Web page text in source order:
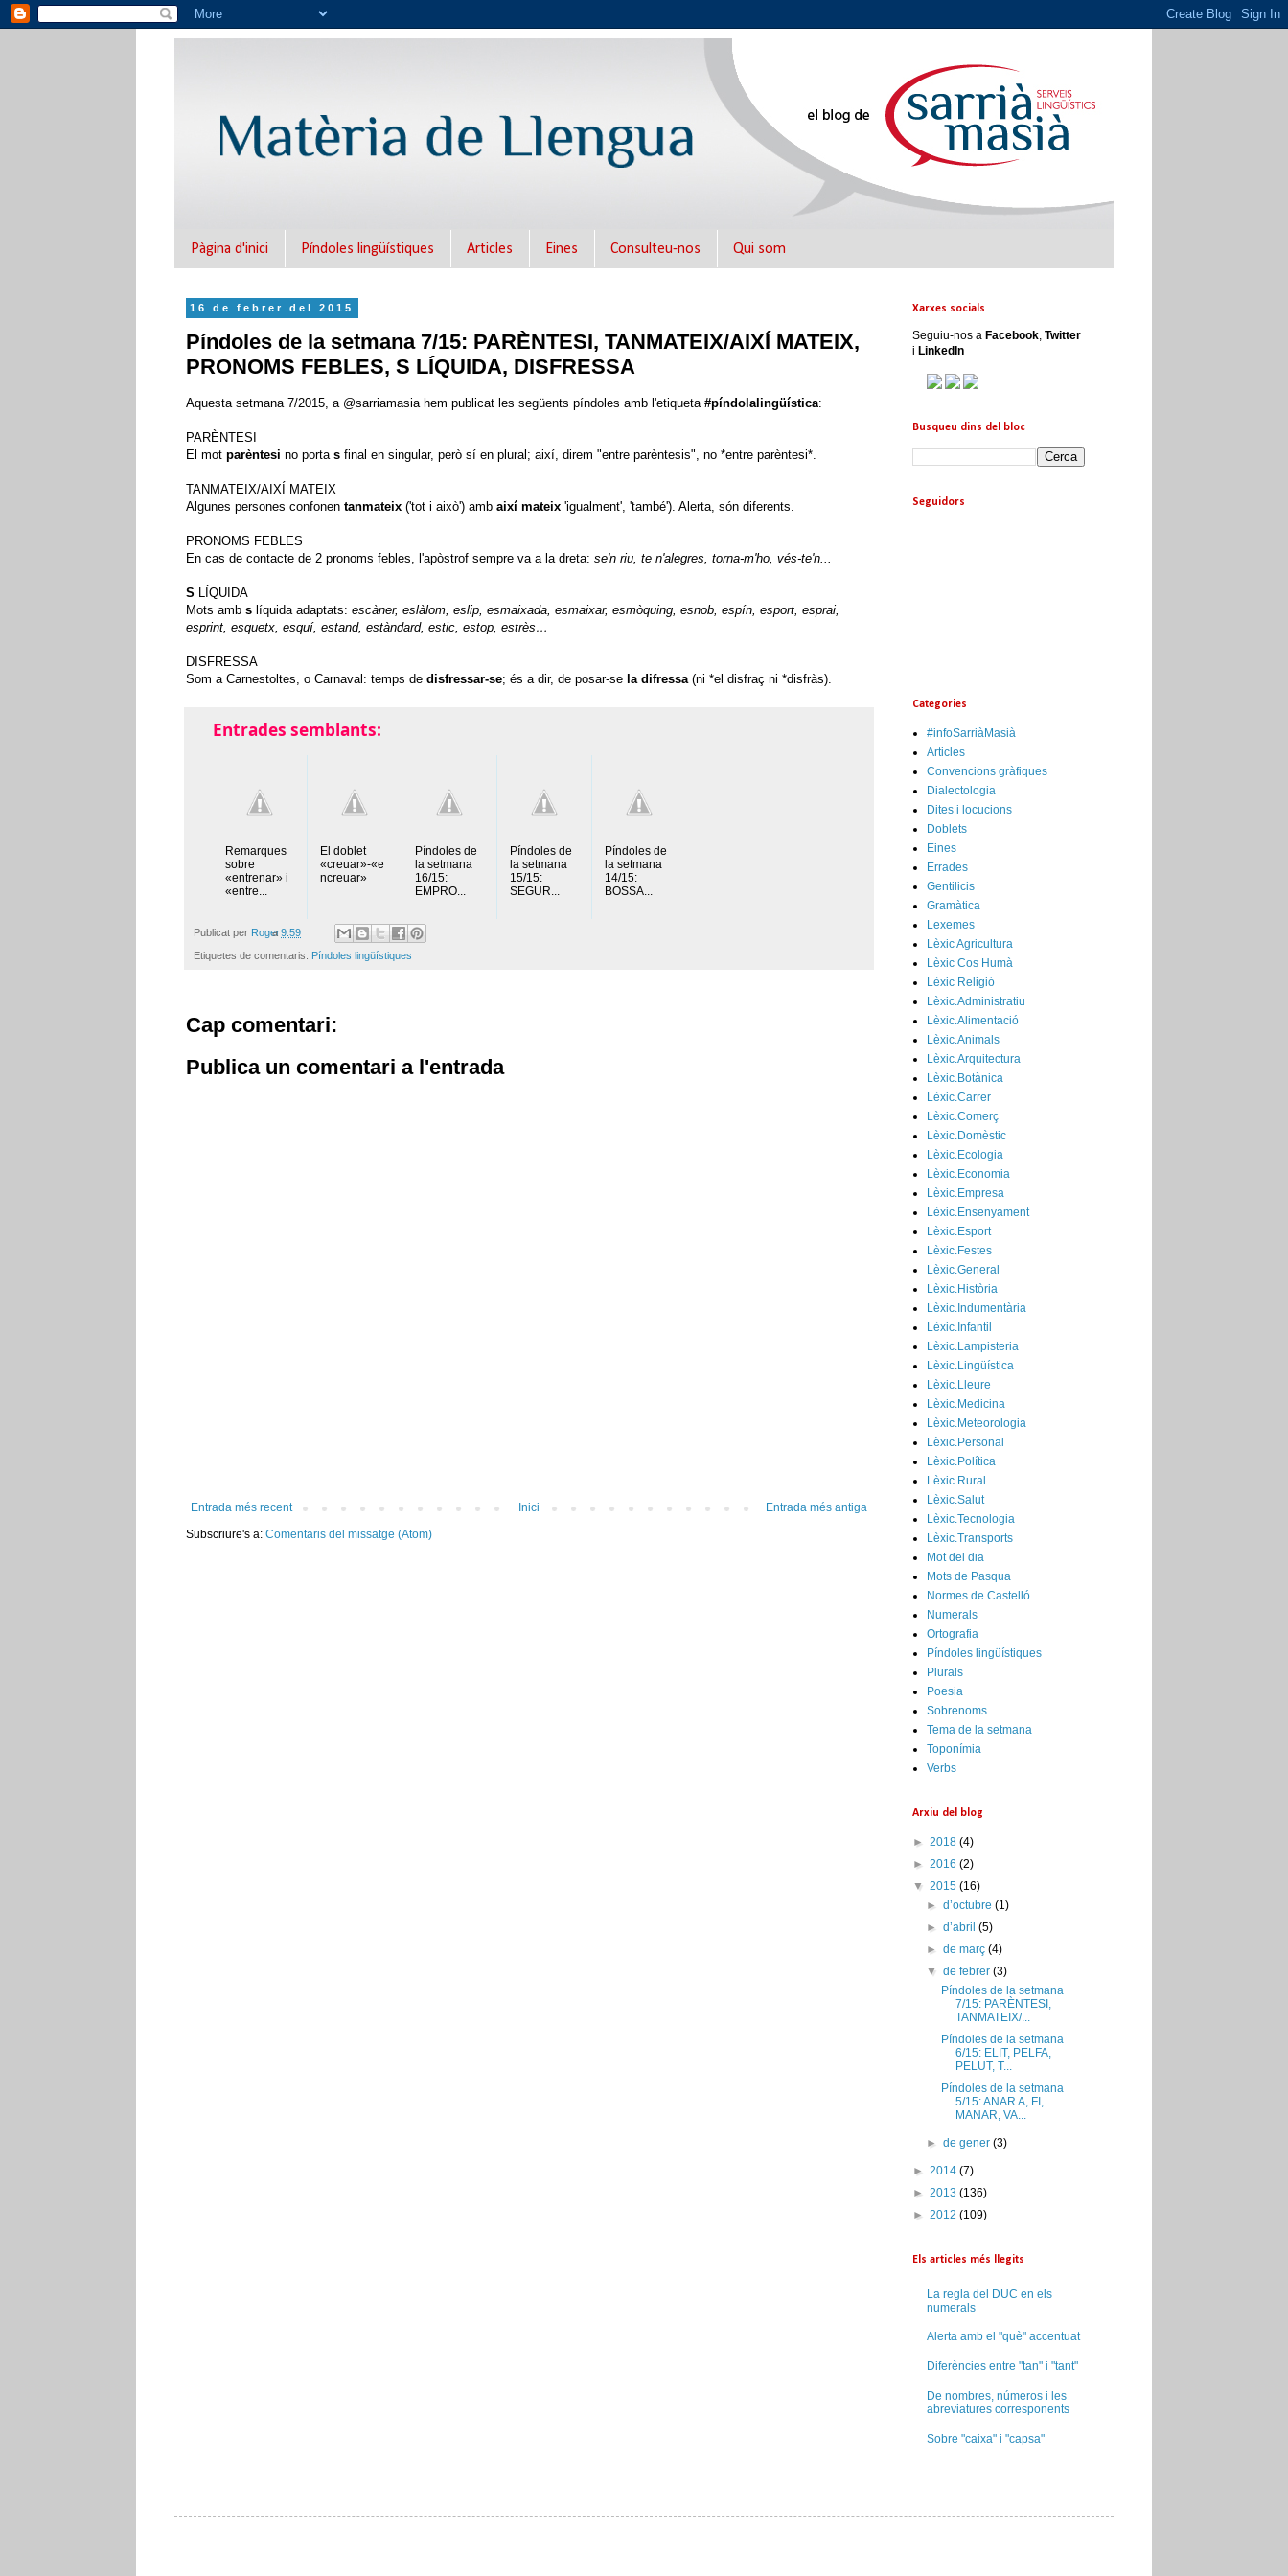
Pàgina d'inici Píndoles lingüístiques Articles Eines Consulteu-nos Qui som
16 de febrer del 2015
Píndoles de la setmana 7/15: PARÈNTESI, TANMATEIX/AIXÍ MATEIX,
PRONOMS FEBLES, S LÍQUIDA, DISFRESSA
Aquesta setmana 7/2015, a @sarriamasia hem publicat les següents píndoles amb l'etiqueta #píndolalingüística:
PARÈNTESI
El mot parèntesi no porta s final en singular, però sí en plural; així, direm "entre parèntesis", no *entre parèntesi*.
TANMATEIX/AIXÍ MATEIX
Algunes persones confonen tanmateix ('tot i això') amb així mateix 'igualment', 'també'). Alerta, són diferents.
PRONOMS FEBLES
En cas de contacte de 2 pronoms febles, l'apòstrof sempre va a la dreta: se'n riu, te n'alegres, torna-m'ho, vés-te'n...
S LÍQUIDA
Mots amb s líquida adaptats: escàner, eslàlom, eslip, esmaixada, esmaixar, esmòquing, esnob, espín, esport, esprai,
esprint, esquetx, esquí, estand, estàndard, estic, estop, estrès…
DISFRESSA
Som a Carnestoltes, o Carnaval: temps de disfressar-se; és a dir, de posar-se la difressa (ni *el disfraç ni *disfràs).
Entrades semblants:
Remarques
sobre
«entrenar» i
«entre...
El doblet
«creuar»-«e
ncreuar»
Píndoles de
la setmana
16/15:
EMPRO...
Píndoles de
la setmana
15/15:
SEGUR...
Píndoles de
la setmana
14/15:
BOSSA...
Publicat per Roger
a9:59
Etiquetes de comentaris: Píndoles lingüístiques
Cap comentari:
Publica un comentari a l'entrada
Entrada més recent Entrada més antiga
Inici
Subscriure's a: Comentaris del missatge (Atom)
Xarxes socials
Seguiu-nos a Facebook, Twitter
i LinkedIn
Busqueu dins del bloc
Seguidors
Categories
#infoSarriàMasià
Articles
Convencions gràfiques
Dialectologia
Dites i locucions
Doblets
Eines
Errades
Gentilicis
Gramàtica
Lexemes
Lèxic Agricultura
Lèxic Cos Humà
Lèxic Religió
Lèxic.Administratiu
Lèxic.Alimentació
Lèxic.Animals
Lèxic.Arquitectura
Lèxic.Botànica
Lèxic.Carrer
Lèxic.Comerç
Lèxic.Domèstic
Lèxic.Ecologia
Lèxic.Economia
Lèxic.Empresa
Lèxic.Ensenyament
Lèxic.Esport
Lèxic.Festes
Lèxic.General
Lèxic.Història
Lèxic.Indumentària
Lèxic.Infantil
Lèxic.Lampisteria
Lèxic.Lingüística
Lèxic.Lleure
Lèxic.Medicina
Lèxic.Meteorologia
Lèxic.Personal
Lèxic.Política
Lèxic.Rural
Lèxic.Salut
Lèxic.Tecnologia
Lèxic.Transports
Mot del dia
Mots de Pasqua
Normes de Castelló
Numerals
Ortografia
Píndoles lingüístiques
Plurals
Poesia
Sobrenoms
Tema de la setmana
Toponímia
Verbs
Arxiu del blog
► 2018 (4)
► 2016 (2)
▼ 2015 (16)
►d’octubre(1)
►d’abril(5)
►de març(4)
▼de febrer(3)
Píndoles de la setmana
7/15: PARÈNTESI,
TANMATEIX/...
Píndoles de la setmana
6/15: ELIT, PELFA,
PELUT, T...
Píndoles de la setmana
5/15: ANAR A, FI,
MANAR, VA...
►de gener(3)
► 2014 (7)
► 2013 (136)
► 2012 (109)
Els articles més llegits
La regla del DUC en els
numerals
Alerta amb el "què" accentuat
Diferències entre "tan" i "tant"
De nombres, números i les
abreviatures corresponents
Sobre "caixa" i "capsa"